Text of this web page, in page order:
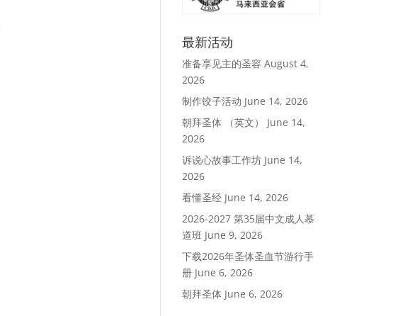
最新活动
准备享见主的圣容 August 4,
2026
制作饺子活动 June 14, 2026
朝拜圣体 （英文）
June 14,
2026
诉说心故事工作坊 June 14,
2026
看懂圣经 June 14, 2026
2026-2027 第35届中文成人慕
道班 June 9, 2026
下载2026年圣体圣血节游行手
册 June 6, 2026
朝拜圣体 June 6, 2026